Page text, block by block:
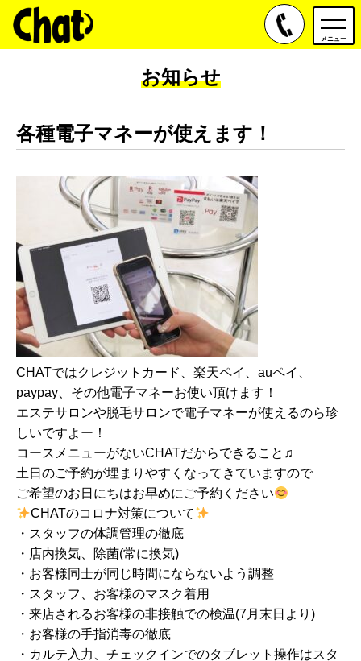
toggle
メニュー
お知らせ
各種電子マネーが使えます！
CHATではクレジットカード、楽天ペイ、auペイ、
paypay、その他電子マネーお使い頂けます！
エステサロンや脱毛サロンで電子マネーが使えるのら珍
しいですよー！
コースメニューがないCHATだからできること♫
土日のご予約が埋まりやすくなってきていますので
ご希望のお日にちはお早めにご予約ください
CHATのコロナ対策について
・スタッフの体調管理の徹底
・店内換気、除菌(常に換気)
・お客様同士が同じ時間にならないよう調整
・スタッフ、お客様のマスク着用
・来店されるお客様の非接触での検温(7月末日より)
・お客様の手指消毒の徹底
・カルテ入力、チェックインでのタブレット操作はスタ